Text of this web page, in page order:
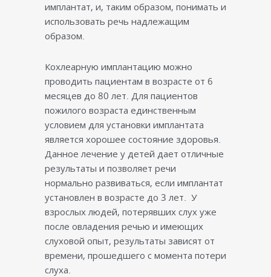
имплантат, и, таким образом, понимать и
использовать речь надлежащим
образом.
Кохлеарную имплантацию можно
проводить пациентам в возрасте от 6
месяцев до 80 лет. Для пациентов
пожилого возраста единственным
условием для установки имплантата
является хорошее состояние здоровья.
Данное лечение у детей дает отличные
результаты и позволяет речи
нормально развиваться, если имплантат
установлен в возрасте до 3 лет. У
взрослых людей, потерявших слух уже
после овладения речью и имеющих
слуховой опыт, результаты зависят от
времени, прошедшего с момента потери
слуха.